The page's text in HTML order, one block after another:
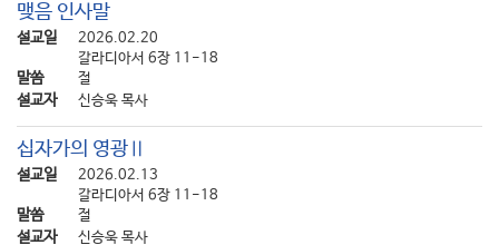
맺음 인사말
설교일 2026.02.20
말씀
갈라디아서 6장 11-18
절
설교자 신승욱 목사
십자가의 영광Ⅱ
설교일 2026.02.13
말씀
갈라디아서 6장 11-18
절
설교자 신승욱 목사